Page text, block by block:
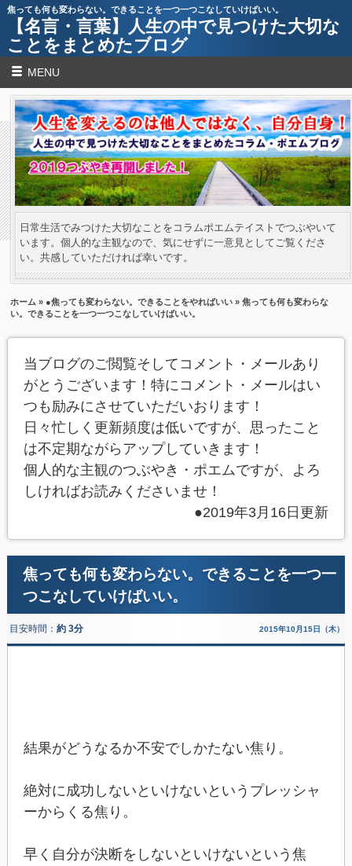
焦っても何も変わらない。できることを一つ一つこなしていけばいい。
【名言・言葉】人生の中で見つけた大切な
ことをまとめたブログ
MENU
日常生活でみつけた大切なことをコラムポエムテイストでつぶやいて
います。個人的な主観なので、気にせずに一意見としてご覧くださ
い。共感していただければ幸いです。
ホーム » ●焦っても変わらない。できることをやればいい » 焦っても何も変わらな
い。できることを一つ一つこなしていけばいい。
当ブログのご閲覧そしてコメント・メールあり
がとうございます！特にコメント・メールはい
つも励みにさせていただいおります！
日々忙しく更新頻度は低いですが、思ったこと
は不定期ながらアップしていきます！
個人的な主観のつぶやき・ポエムですが、よろ
しければお読みくださいませ！
●2019年3月16日更新
焦っても何も変わらない。できることを一つ一
つこなしていけばいい。
目安時間： 約 3分 2015年10月15日（木）
結果がどうなるか不安でしかたない焦り。
絶対に成功しないといけないというプレッシャ
ーからくる焦り。
早く自分が決断をしないといけないという焦